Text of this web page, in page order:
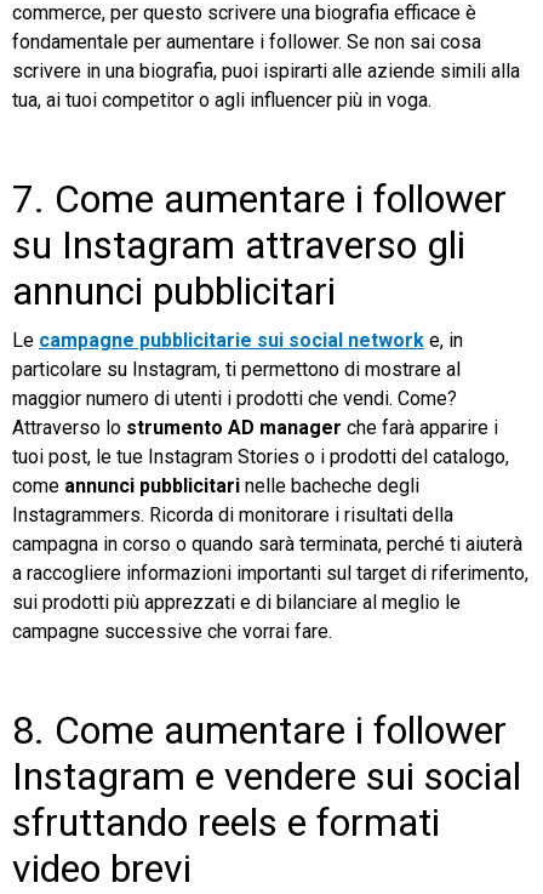
commerce, per questo scrivere una biografia efficace è
fondamentale per aumentare i follower. Se non sai cosa
scrivere in una biografia, puoi ispirarti alle aziende simili alla
tua, ai tuoi competitor o agli influencer più in voga.
7. Come aumentare i follower
su Instagram attraverso gli
annunci pubblicitari
Le campagne pubblicitarie sui social network e, in
particolare su Instagram, ti permettono di mostrare al
maggior numero di utenti i prodotti che vendi. Come?
Attraverso lo strumento AD manager che farà apparire i
tuoi post, le tue Instagram Stories o i prodotti del catalogo,
come annunci pubblicitari nelle bacheche degli
Instagrammers. Ricorda di monitorare i risultati della
campagna in corso o quando sarà terminata, perché ti aiuterà
a raccogliere informazioni importanti sul target di riferimento,
sui prodotti più apprezzati e di bilanciare al meglio le
campagne successive che vorrai fare.
8. Come aumentare i follower
Instagram e vendere sui social
sfruttando reels e formati
video brevi